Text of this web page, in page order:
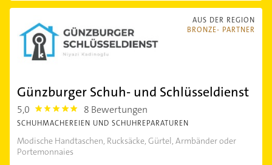
AUS DER REGION
BRONZE- PARTNER
Günzburger Schuh- und Schlüsseldienst
5,0 5.0 8 Bewertungen
SCHUHMACHEREIEN UND SCHUHREPARATUREN
Modische Handtaschen, Rucksäcke, Gürtel, Armbänder oder
Portemonnaies